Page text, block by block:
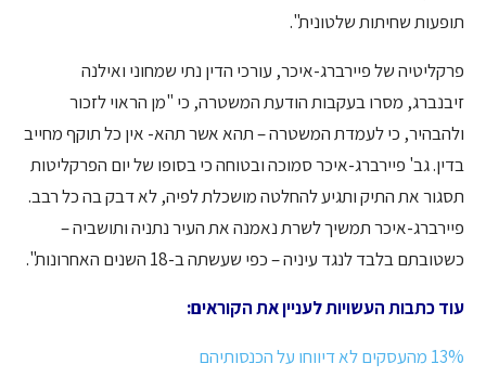
תופעות שחיתות שלטונית".
פרקליטיה של פיירברג-איכר, עורכי הדין נתי שמחוני ואילנה
זיבנברג, מסרו בעקבות הודעת המשטרה, כי "מן הראוי לזכור
ולהבהיר, כי לעמדת המשטרה – תהא אשר תהא- אין כל תוקף מחייב
בדין. גב' פיירברג-איכר סמוכה ובטוחה כי בסופו של יום הפרקליטות
תסגור את התיק ותגיע להחלטה מושכלת לפיה, לא דבק בה כל רבב.
פיירברג-איכר תמשיך לשרת נאמנה את העיר נתניה ותושביה –
כשטובתם בלבד לנגד עיניה – כפי שעשתה ב-18 השנים האחרונות".
עוד כתבות העשויות לעניין את הקוראים:
13% מהעסקים לא דיווחו על הכנסותיהם